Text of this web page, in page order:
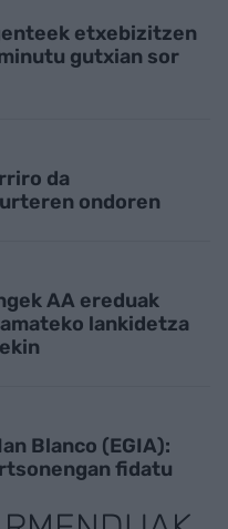
etxebizitzen
gutxian sor
da
ondoren
AA ereduak
lankidetza
Blanco (EGIA):
fidatu